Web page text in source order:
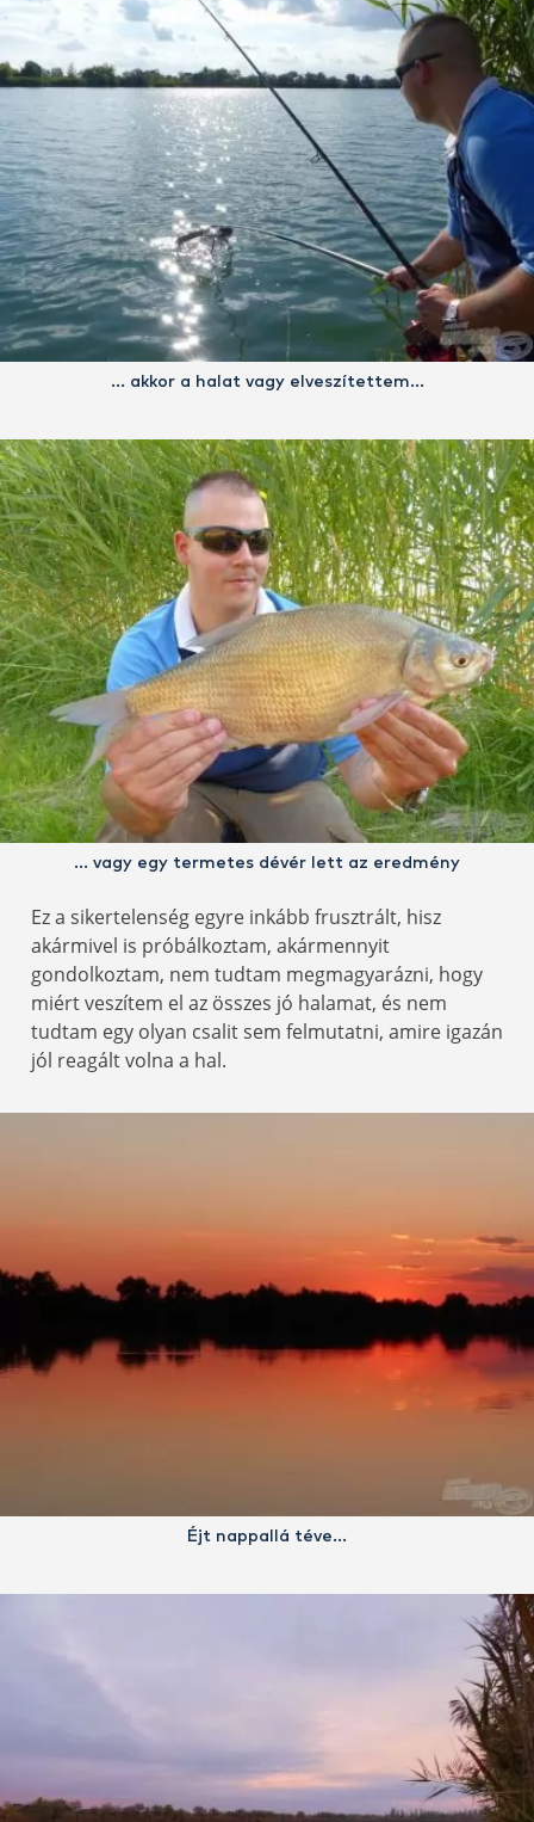
… akkor a halat vagy elveszítettem…
… vagy egy termetes dévér lett az eredmény
Ez a sikertelenség egyre inkább frusztrált, hisz
akármivel is próbálkoztam, akármennyit
gondolkoztam, nem tudtam megmagyarázni, hogy
miért veszítem el az összes jó halamat, és nem
tudtam egy olyan csalit sem felmutatni, amire igazán
jól reagált volna a hal.
Éjt nappallá téve…